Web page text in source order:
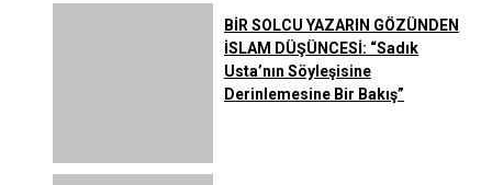
BİR SOLCU YAZARIN GÖZÜNDEN
İSLAM DÜŞÜNCESİ: “Sadık
Usta’nın Söyleşisine
Derinlemesine Bir Bakış”